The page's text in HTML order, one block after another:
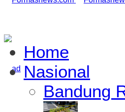
Home
Nasional
Bandung